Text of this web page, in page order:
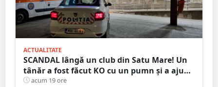
ACTUALITATE
SCANDAL lângă un club din Satu Mare! Un
tânăr a fost făcut KO cu un pumn și a ajuns
la spital. Agresorul, reținut
acum 19 ore